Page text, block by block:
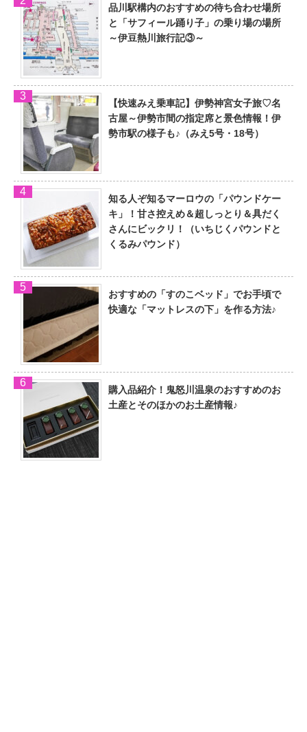
品川駅構内のおすすめの待ち合わせ場所
と「サフィール踊り子」の乗り場の場所
～伊豆熱川旅行記③～
【快速みえ乗車記】伊勢神宮女子旅♡名
古屋～伊勢市間の指定席と景色情報！伊
勢市駅の様子も♪（みえ5号・18号）
知る人ぞ知るマーロウの「パウンドケー
キ」！甘さ控えめ＆超しっとり＆具だく
さんにビックリ！（いちじくパウンドと
くるみパウンド）
おすすめの「すのこベッド」でお手頃で
快適な「マットレスの下」を作る方法♪
購入品紹介！鬼怒川温泉のおすすめのお
土産とそのほかのお土産情報♪